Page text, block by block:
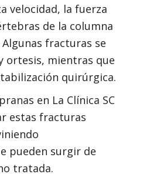
velocidad, la fuerza
de la columna
fracturas se
ortesis, mientras que
quirúrgica.
en La Clínica SC
estas fracturas
pueden surgir de
tratada.